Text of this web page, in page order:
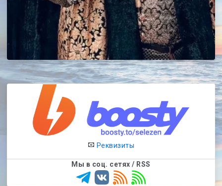
Реквизиты
Мы в соц. сетях / RSS